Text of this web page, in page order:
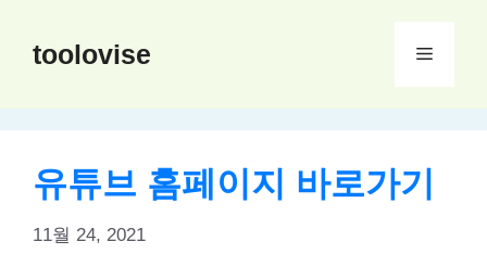
toolovise 메
유튜브 홈페이지 바로가기
11월 24, 2021